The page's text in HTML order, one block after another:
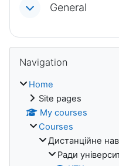
General
Blocks
Navigation
Home
Site pages
My courses
Courses
Дистанційне
Ради